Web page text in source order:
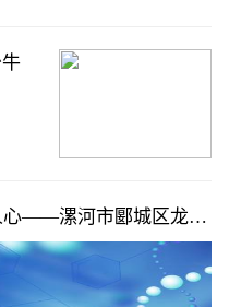
心——漯河市郾城区龙城